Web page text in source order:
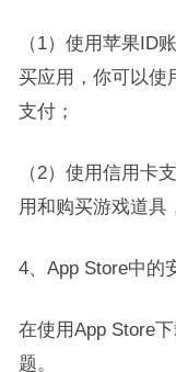
（1）使用苹果ID
买应用，你可以使
支付；
（2）使用信用卡
用和购买游戏道具
4、App Store中的
在使用App Store
题。